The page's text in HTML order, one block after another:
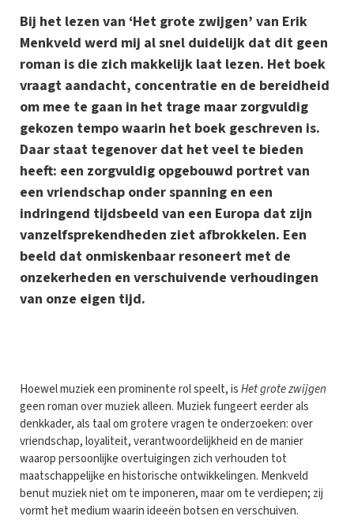
Bij het lezen van ‘Het grote zwijgen’ van Erik
Menkveld werd mij al snel duidelijk dat dit geen
roman is die zich makkelijk laat lezen. Het boek
vraagt aandacht, concentratie en de bereidheid
om mee te gaan in het trage maar zorgvuldig
gekozen tempo waarin het boek geschreven is.
Daar staat tegenover dat het veel te bieden
heeft: een zorgvuldig opgebouwd portret van
een vriendschap onder spanning en een
indringend tijdsbeeld van een Europa dat zijn
vanzelfsprekendheden ziet afbrokkelen. Een
beeld dat onmiskenbaar resoneert met de
onzekerheden en verschuivende verhoudingen
van onze eigen tijd.
Hoewel muziek een prominente rol speelt, isHet grote zwijgen
geen roman over muziek alleen. Muziek fungeert eerder als
denkkader, als taal om grotere vragen te onderzoeken: over
vriendschap, loyaliteit, verantwoordelijkheid en de manier
waarop persoonlijke overtuigingen zich verhouden tot
maatschappelijke en historische ontwikkelingen. Menkveld
benut muziek niet om te imponeren, maar om te verdiepen; zij
vormt het medium waarin ideeën botsen en verschuiven.